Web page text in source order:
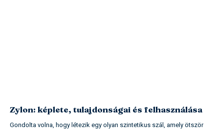
Zylon: képlete, tulajdonságai és felhasználása
Gondolta volna, hogy létezik egy olyan szintetikus szál, amely ötször